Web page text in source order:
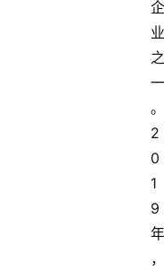
企
业
之
一
。
2
0
1
9
年
，